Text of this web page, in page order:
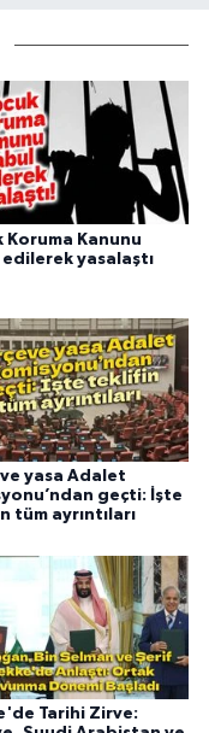
Koruma Kanunu
edilerek yasalaştı
yasa Adalet
geçti: İşte
tüm ayrıntıları
Tarihi Zirve: